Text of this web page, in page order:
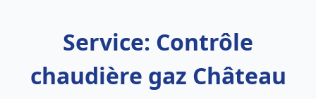
Service: Contrôle
chaudière gaz Château